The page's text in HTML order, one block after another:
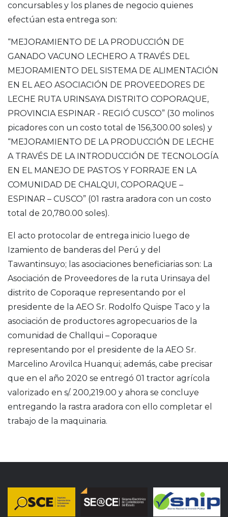
concursables y los planes de negocio quienes
efectúan esta entrega son:
“MEJORAMIENTO DE LA PRODUCCIÓN DE
GANADO VACUNO LECHERO A TRAVÉS DEL
MEJORAMIENTO DEL SISTEMA DE ALIMENTACIÓN
EN EL AEO ASOCIACIÓN DE PROVEEDORES DE
LECHE RUTA URINSAYA DISTRITO COPORAQUE,
PROVINCIA ESPINAR - REGIÓ CUSCO” (30 molinos
picadores con un costo total de 156,300.00 soles) y
“MEJORAMIENTO DE LA PRODUCCIÓN DE LECHE
A TRAVÉS DE LA INTRODUCCIÓN DE TECNOLOGÍA
EN EL MANEJO DE PASTOS Y FORRAJE EN LA
COMUNIDAD DE CHALQUI, COPORAQUE –
ESPINAR – CUSCO” (01 rastra aradora con un costo
total de 20,780.00 soles).
El acto protocolar de entrega inicio luego de
Izamiento de banderas del Perú y del
Tawantinsuyo; las asociaciones beneficiarias son: La
Asociación de Proveedores de la ruta Urinsaya del
distrito de Coporaque representando por el
presidente de la AEO Sr. Rodolfo Quispe Taco y la
asociación de productores agropecuarios de la
comunidad de Challqui – Coporaque
representando por el presidente de la AEO Sr.
Marcelino Arovilca Huanqui; además, cabe precisar
que en el año 2020 se entregó 01 tractor agrícola
valorizado en s/. 200,219.00 y ahora se concluye
entregando la rastra aradora con ello completar el
trabajo de la maquinaria.